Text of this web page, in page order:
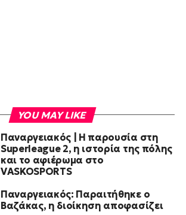
YOU MAY LIKE
Παναργειακός | Η παρουσία στη
Superleague 2, η ιστορία της πόλης
και το αφιέρωμα στο
VASKOSPORTS
Παναργειακός: Παραιτήθηκε ο
Βαζάκας, η διοίκηση αποφασίζει